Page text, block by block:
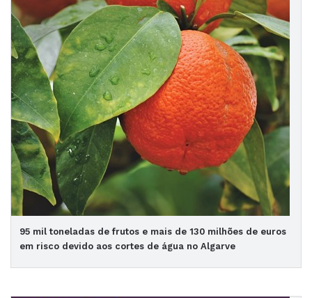
95 mil toneladas de frutos e mais de 130 milhões de euros
em risco devido aos cortes de água no Algarve